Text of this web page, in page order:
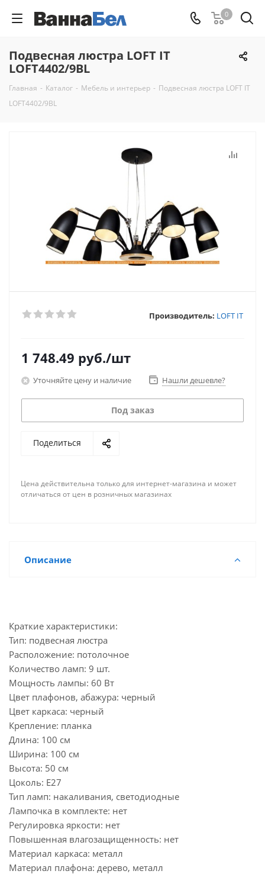
0
Подвесная люстра LOFT IT
LOFT4402/9BL
Главная - Каталог - Мебель и интерьер - Подвесная люстра LOFT IT
LOFT4402/9BL
Производитель: LOFT IT
1 748.49 руб./шт
Уточняйте цену и наличие Нашли дешевле?
Под заказ
Поделиться
Цена действительна только для интернет-магазина и может
отличаться от цен в розничных магазинах
Описание
Краткие характеристики:
Тип: подвесная люстра
Расположение: потолочное
Количество ламп: 9 шт.
Мощность лампы: 60 Вт
Цвет плафонов, абажура: черный
Цвет каркаса: черный
Крепление: планка
Длина: 100 см
Ширина: 100 см
Высота: 50 см
Цоколь: E27
Тип ламп: накаливания, светодиодные
Лампочка в комплекте: нет
Регулировка яркости: нет
Повышенная влагозащищенность: нет
Материал каркаса: металл
Материал плафона: дерево, металл